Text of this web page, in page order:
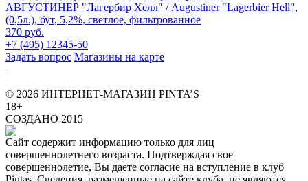
АВГУСТИНЕР "Лагербир Хелл" / Augustiner "Lagerbier Hell",
(0,5л.), бут, 5,2%, светлое, фильтрованное
370 руб.
+7 (495) 12345-50
Задать вопрос Магазины на карте
© 2026 ИНТЕРНЕТ-МАГАЗИН PINTA’S
18+
СОЗДАНО 2015
Сайт содержит информацию только для лиц
совершеннолетнего возраста. Подтверждая свое
совершеннолетие, Вы даете согласие на вступление в клуб